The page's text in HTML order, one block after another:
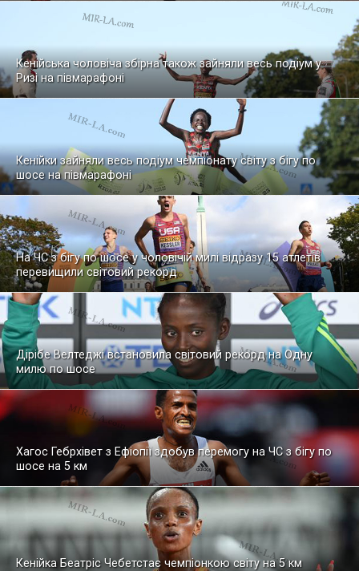
Кенійська чоловіча збірна також зайняли весь подіум у
Ризі на півмарафоні
Кенійки зайняли весь подіум чемпіонату світу з бігу по
шосе на півмарафоні
На ЧС з бігу по шосе у чоловічій милі відразу 15 атлетів
перевищили світовий рекорд
Дірібе Велтеджі встановила світовий рекорд на Одну
милю по шосе
Хагос Гебрхівет з Ефіопії здобув перемогу на ЧС з бігу по
шосе на 5 км
Кенійка Беатріс Чебетстає чемпіонкою світу на 5 км